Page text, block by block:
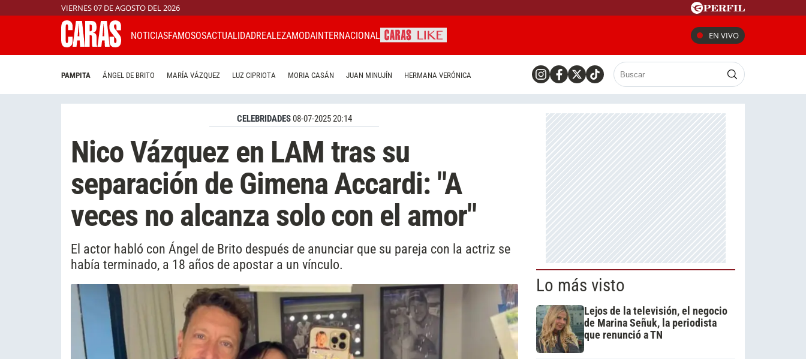
VIERNES 07 DE AGOSTO DEL 2026
NOTICIASFAMOSOSACTUALIDADREALEZAMODAINTERNACIONAL EN VIVO
PAMPITA ÁNGEL DE BRITO MARÍA VÁZQUEZ LUZ CIPRIOTA MORIA CASÁN JUAN MINUJÍN HERMANA VERÓNICA
CELEBRIDADES08-07-2025 20:14
Nico Vázquez en LAM tras su
separación de Gimena Accardi: "A
veces no alcanza solo con el amor"
El actor habló con Ángel de Brito después de anunciar que su pareja con la actriz se
había terminado, a 18 años de apostar a un vínculo.
Lo más visto
Lejos de la televisión, el negocio
de Marina Señuk, la periodista
que renunció a TN